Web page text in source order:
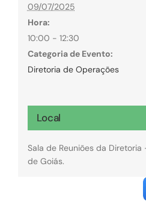
09/07/2025
Hora:
10:00 - 12:30
Categoria de Evento:
Diretoria de Operações
Local
Sala de Reuniões da
de Goiás.